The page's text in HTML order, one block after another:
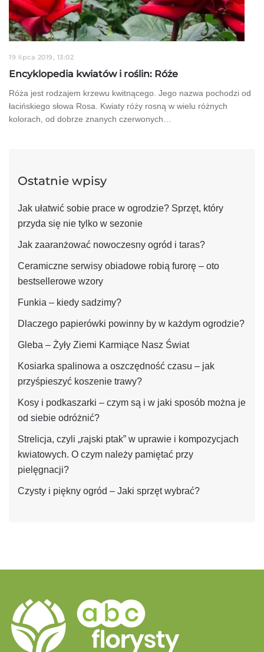
19 lipca 2019, 13:02
Encyklopedia kwiatów i roślin: Róże
Róża jest rodzajem krzewu kwitnącego. Jego nazwa pochodzi od
łacińskiego słowa Rosa. Kwiaty róży rosną w wielu różnych
kolorach, od dobrze znanych czerwonych…
Ostatnie wpisy
Jak ułatwić sobie prace w ogrodzie? Sprzęt, który
przyda się nie tylko w sezonie
Jak zaaranżować nowoczesny ogród i taras?
Ceramiczne serwisy obiadowe robią furorę – oto
bestsellerowe wzory
Funkia – kiedy sadzimy?
Dlaczego papierówki powinny by w każdym ogrodzie?
Gleba – Żyły Ziemi Karmiące Nasz Świat
Kosiarka spalinowa a oszczędność czasu – jak
przyśpieszyć koszenie trawy?
Kosy i podkaszarki – czym są i w jaki sposób można je
od siebie odróżnić?
Strelicja, czyli „rajski ptak” w uprawie i kompozycjach
kwiatowych. O czym należy pamiętać przy
pielęgnacji?
Czysty i piękny ogród – Jaki sprzęt wybrać?